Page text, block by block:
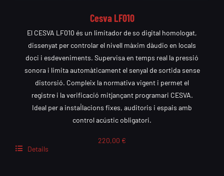
Cesva LF010
El CESVA LF010 és un limitador de so digital homologat,
dissenyat per controlar el nivell màxim dàudio en locals
doci i esdeveniments. Supervisa en temps real la pressió
sonora i limita automàticament el senyal de sortida sense
distorsió. Compleix la normativa vigent i permet el
registre i la verificació mitjançant programari CESVA.
Ideal per a instal·lacions fixes, auditoris i espais amb
control acústic obligatori.
220,00 €
Details